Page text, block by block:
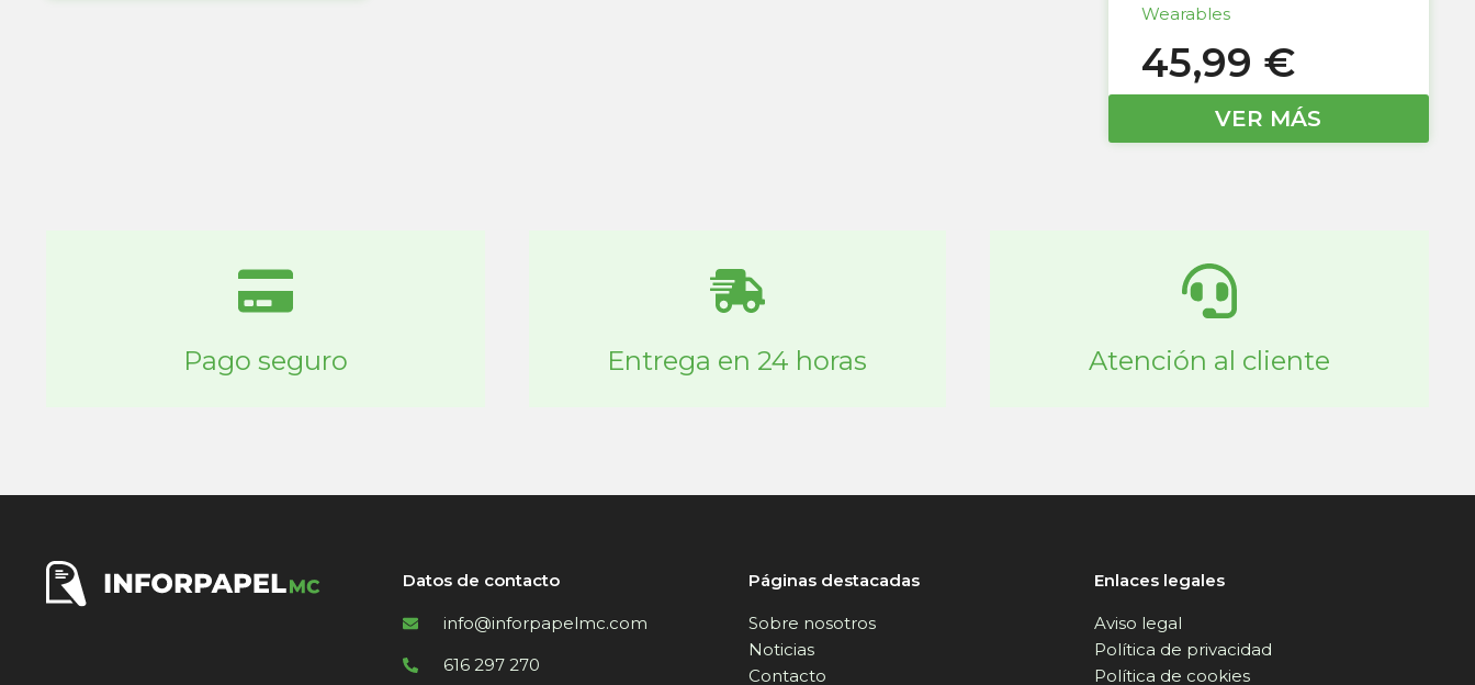
Wearables
45,99 €
VER MÁS
Pago seguro Entrega en 24 horas Atención al cliente
Datos de contacto
info@inforpapelmc.com
616 297 270
Páginas destacadas
Sobre nosotros
Noticias
Contacto
Enlaces legales
Aviso legal
Política de privacidad
Política de cookies